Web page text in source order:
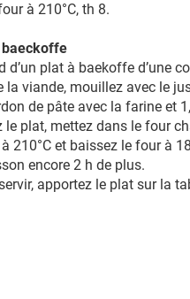
à 210°C, th 8.
baeckoffe
d’un plat à baekoffe d’une
la viande, mouillez avec le
de pâte avec la farine et
le plat, mettez dans le four
210°C et baissez le four à
encore 2 h de plus.
apportez le plat sur la